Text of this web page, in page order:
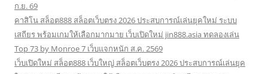
ก.ย. 69
คาสิโน สล็อต888 สล็อตเว็บตรง 2026 ประสบการณ์เล่นยุคใหม่ ระบบ
เสถียร พร้อมเกมให้เลือกมากมาย เว็บเปิดใหม่ jin888.asia ทดลองเล่น
Top 73 by Monroe 7 เว็บแจกหนัก ส.ค. 2569
เว็บเปิดใหม่ สล็อต888 เว็บใหญ่ สล็อตเว็บตรง 2026 ประสบการณ์เล่นยุค